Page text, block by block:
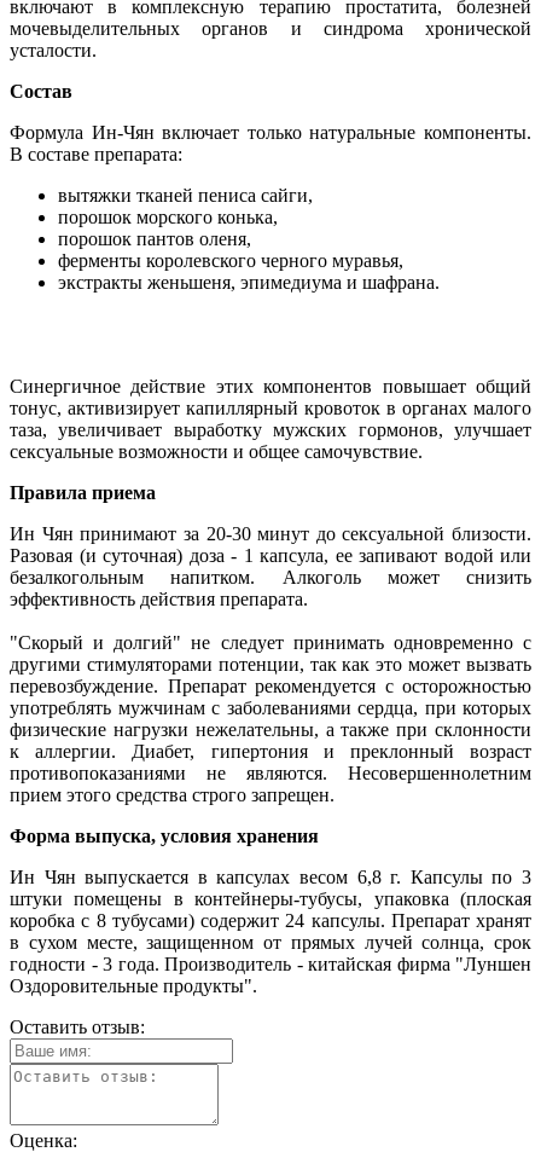
включают в комплексную терапию простатита, болезней
мочевыделительных органов и синдрома хронической
усталости.
Состав
Формула Ин-Чян включает только натуральные компоненты.
В составе препарата:
вытяжки тканей пениса сайги,
порошок морского конька,
порошок пантов оленя,
ферменты королевского черного муравья,
экстракты женьшеня, эпимедиума и шафрана.
Синергичное действие этих компонентов повышает общий
тонус, активизирует капиллярный кровоток в органах малого
таза, увеличивает выработку мужских гормонов, улучшает
сексуальные возможности и общее самочувствие.
Правила приема
Ин Чян принимают за 20-30 минут до сексуальной близости.
Разовая (и суточная) доза - 1 капсула, ее запивают водой или
безалкогольным напитком. Алкоголь может снизить
эффективность действия препарата.
"Скорый и долгий" не следует принимать одновременно с
другими стимуляторами потенции, так как это может вызвать
перевозбуждение. Препарат рекомендуется с осторожностью
употреблять мужчинам с заболеваниями сердца, при которых
физические нагрузки нежелательны, а также при склонности
к аллергии. Диабет, гипертония и преклонный возраст
противопоказаниями не являются. Несовершеннолетним
прием этого средства строго запрещен.
Форма выпуска, условия хранения
Ин Чян выпускается в капсулах весом 6,8 г. Капсулы по 3
штуки помещены в контейнеры-тубусы, упаковка (плоская
коробка с 8 тубусами) содержит 24 капсулы. Препарат хранят
в сухом месте, защищенном от прямых лучей солнца, срок
годности - 3 года. Производитель - китайская фирма "Луншен
Оздоровительные продукты".
Оставить отзыв:
Оценка: